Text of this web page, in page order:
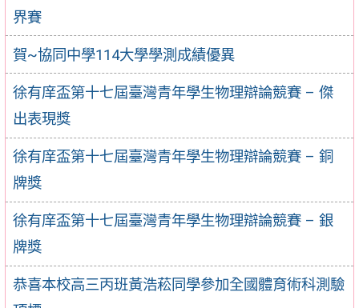
界賽
賀~協同中學114大學學測成績優異
徐有庠盃第十七屆臺灣青年學生物理辯論競賽 – 傑
出表現獎
徐有庠盃第十七屆臺灣青年學生物理辯論競賽 – 銅
牌獎
徐有庠盃第十七屆臺灣青年學生物理辯論競賽 – 銀
牌獎
恭喜本校高三丙班黃浩菘同學參加全國體育術科測驗